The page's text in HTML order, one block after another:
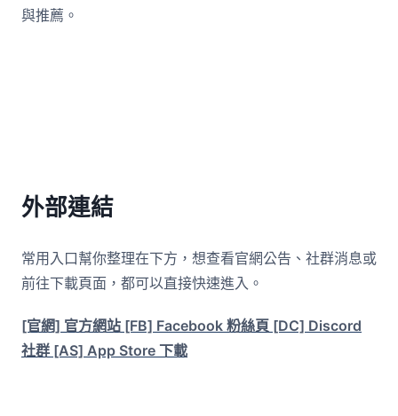
與推薦。
外部連結
常用入口幫你整理在下方，想查看官網公告、社群消息或
前往下載頁面，都可以直接快速進入。
[官網] 官方網站 [FB] Facebook 粉絲頁 [DC] Discord
社群 [AS] App Store 下載